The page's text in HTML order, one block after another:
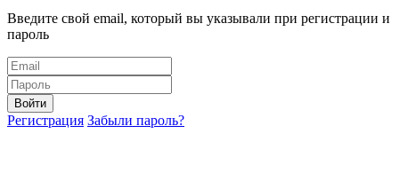
Введите свой email, который вы указывали при регистрации и
пароль
Войти
Регистрация Забыли пароль?